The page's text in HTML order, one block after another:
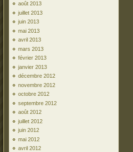
août 2013
juillet 2013
juin 2013
mai 2013
avril 2013
mars 2013
février 2013
janvier 2013
décembre 2012
novembre 2012
octobre 2012
septembre 2012
août 2012
juillet 2012
juin 2012
mai 2012
avril 2012